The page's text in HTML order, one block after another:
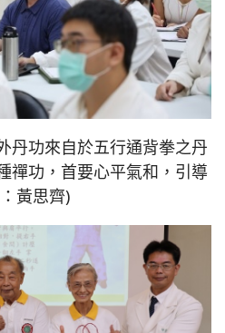
丹功來自於五行通背拳之丹
禪功，首要心平氣和，引導
黃思齊)